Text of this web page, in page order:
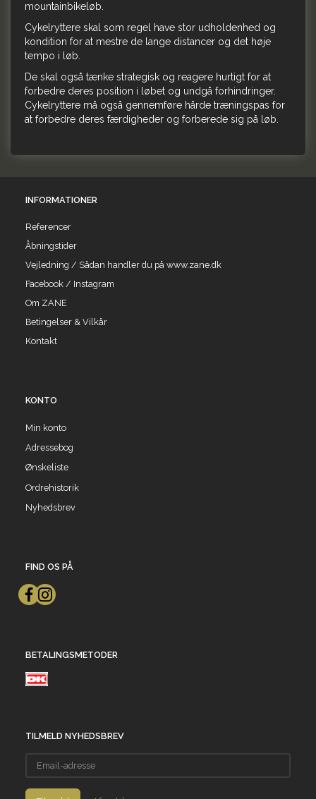
mountainbikeløb.
Cykelryttere skal som regel have stor udholdenhed og
kondition for at mestre de lange distancer og det høje
tempo i løb.
De skal også tænke strategisk og reagere hurtigt for at
forbedre deres position i løbet og undgå forhindringer.
Cykelryttere må også gennemføre hårde træningspas for
at forbedre deres færdigheder og forberede sig på løb.
INFORMATIONER
Referencer
Åbningstider
Vejledning / Sådan handler du på www.zane.dk
Facebook / Instagram
Om ZANE
Betingelser & Vilkår
Kontakt
KONTO
Min konto
Adressebog
Ønskeliste
Ordrehistorik
Nyhedsbrev
FIND OS PÅ
BETALINGSMETODER
TILMELD NYHEDSBREV
adresse